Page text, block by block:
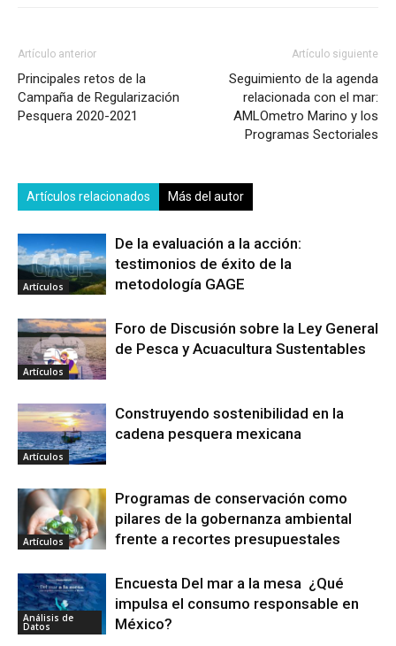
Artículo anterior
Principales retos de la
Campaña de Regularización
Pesquera 2020-2021
Artículo siguiente
Seguimiento de la agenda
relacionada con el mar:
AMLOmetro Marino y los
Programas Sectoriales
Artículos relacionados Más del autor
Artículos
De la evaluación a la acción:
testimonios de éxito de la
metodología GAGE
Artículos
Foro de Discusión sobre la Ley General
de Pesca y Acuacultura Sustentables
Artículos
Construyendo sostenibilidad en la
cadena pesquera mexicana
Artículos
Programas de conservación como
pilares de la gobernanza ambiental
frente a recortes presupuestales
Análisis de
Datos
Encuesta Del mar a la mesa ¿Qué
impulsa el consumo responsable en
México?